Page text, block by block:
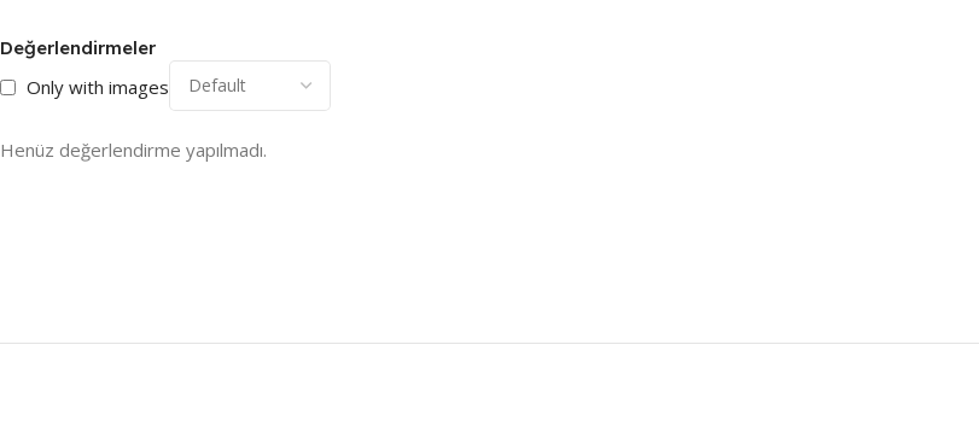
Değerlendirmeler
Only with images
Henüz değerlendirme yapılmadı.